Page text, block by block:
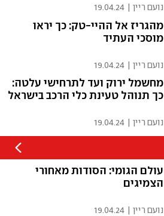
נועם ריין 19.04.24
מהגריז אל ההיי-טק: כך יראו
מוסכי העתיד
נועם ריין 19.04.24
מחשמל ירוק ועד לתרחישי עלטה:
כך תנוהל טעינת כלי הרכב בישראל
נועם ריין 19.04.24
עולם הגומי: הסודות מאחורי
הצמיגים
נועם ריין 19.04.24